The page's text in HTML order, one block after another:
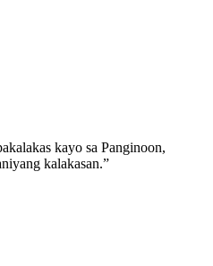
kayo sa Panginoon,
kalakasan.”